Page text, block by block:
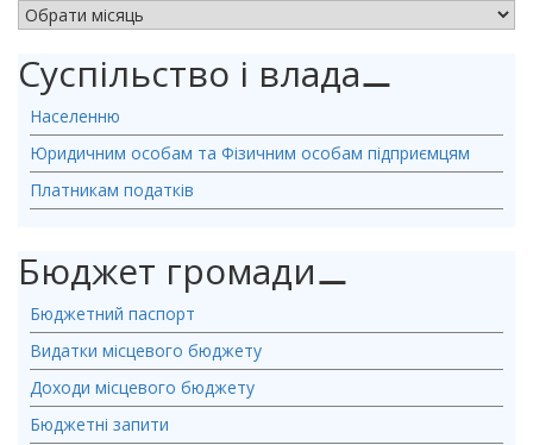
Суспільство і влада⚊
Населенню
Юридичним особам та Фізичним особам підприємцям
Платникам податків
Бюджет громади⚊
Бюджетний паспорт
Видатки місцевого бюджету
Доходи місцевого бюджету
Бюджетні запити